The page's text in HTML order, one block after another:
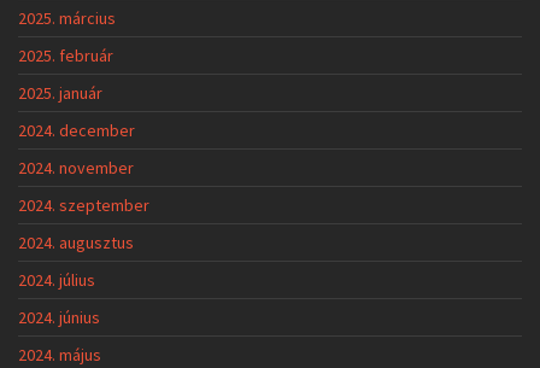
2025. március
2025. február
2025. január
2024. december
2024. november
2024. szeptember
2024. augusztus
2024. július
2024. június
2024. május